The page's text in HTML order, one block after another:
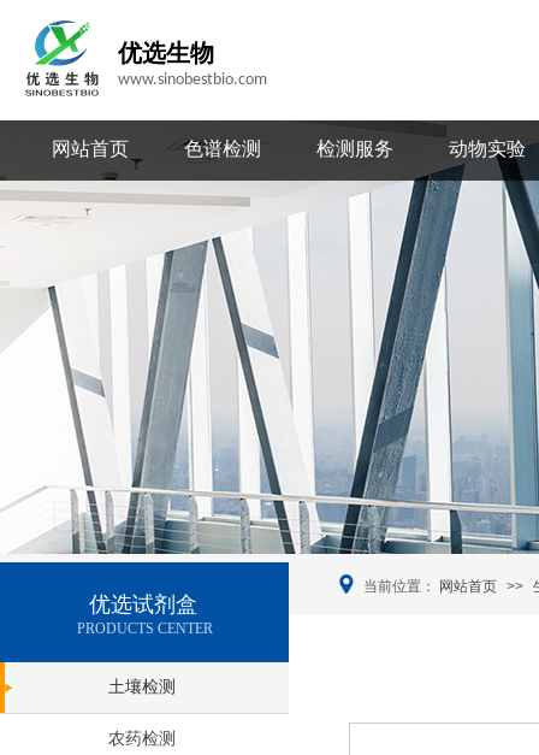
www.sinobestbio.com
优选生物
网站首页 色谱检测 检测服务 动物实验
网站首页 >>
当前位置：
优选试剂盒
PRODUCTS CENTER
土壤检测
农药检测